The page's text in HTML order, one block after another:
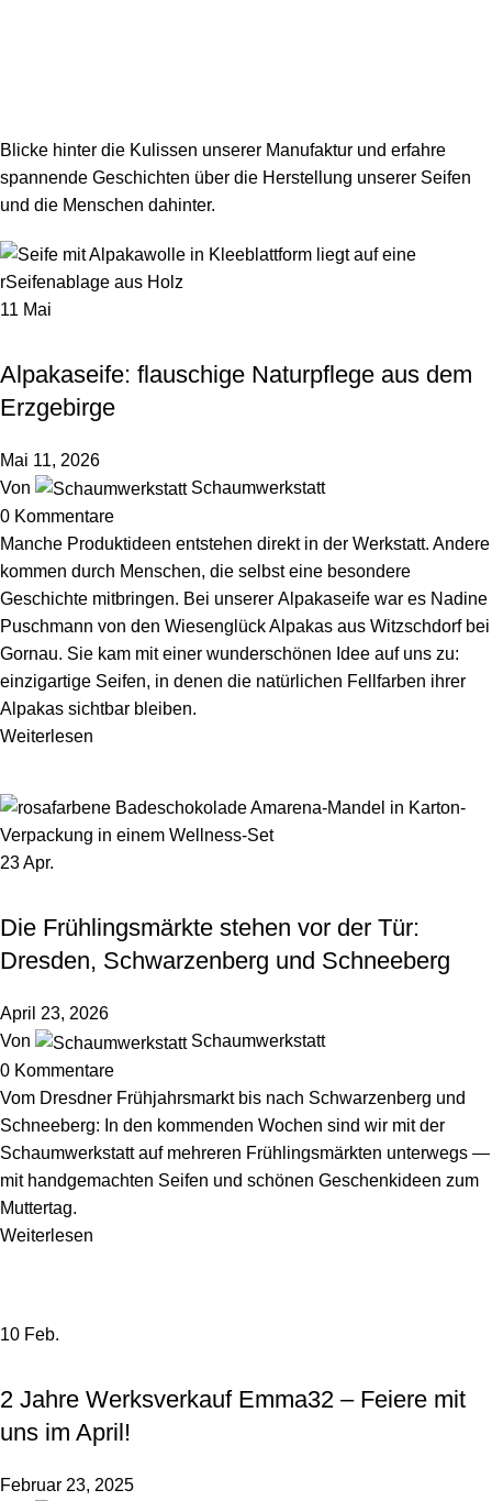
Blicke hinter die Kulissen unserer Manufaktur und erfahre
spannende Geschichten über die Herstellung unserer Seifen
und die Menschen dahinter.
11 Mai
NACHHALTIGKEIT & UMWELT , PFLEGE & WELLNESS
Alpakaseife: flauschige Naturpflege aus dem
Erzgebirge
Mai 11, 2026
Von
Schaumwerkstatt
0 Kommentare
Manche Produktideen entstehen direkt in der Werkstatt. Andere
kommen durch Menschen, die selbst eine besondere
Geschichte mitbringen. Bei unserer Alpakaseife war es Nadine
Puschmann von den Wiesenglück Alpakas aus Witzschdorf bei
Gornau. Sie kam mit einer wunderschönen Idee auf uns zu:
einzigartige Seifen, in denen die natürlichen Fellfarben ihrer
Alpakas sichtbar bleiben.
Weiterlesen
23Apr.
Die Frühlingsmärkte stehen vor der Tür:
Dresden, Schwarzenberg und Schneeberg
April 23, 2026
Von
Schaumwerkstatt
0 Kommentare
Vom Dresdner Frühjahrsmarkt bis nach Schwarzenberg und
Schneeberg: In den kommenden Wochen sind wir mit der
Schaumwerkstatt auf mehreren Frühlingsmärkten unterwegs —
mit handgemachten Seifen und schönen Geschenkideen zum
Muttertag.
Weiterlesen
10 Feb.
2 Jahre Werksverkauf Emma32 – Feiere mit
uns im April!
Februar 23, 2025